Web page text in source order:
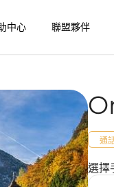
中心 聯盟夥伴
eSIM 的優
常見問題
通
選擇